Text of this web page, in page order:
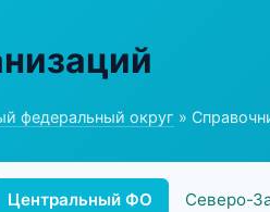
федеральный округ »
Центральный ФО Северо-